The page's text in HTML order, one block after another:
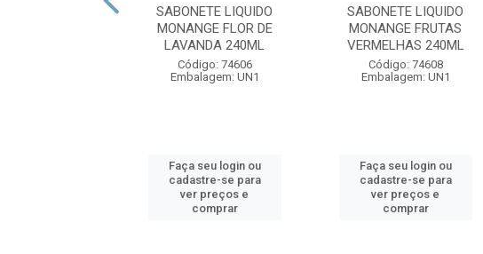
SABONETE LIQUIDO
MONANGE FLOR DE
LAVANDA 240ML
Código: 74606
Embalagem: UN1
Faça seu login ou
cadastre-se para
ver preços e
comprar
SABONETE LIQUIDO
MONANGE FRUTAS
VERMELHAS 240ML
Código: 74608
Embalagem: UN1
Faça seu login ou
cadastre-se para
ver preços e
comprar